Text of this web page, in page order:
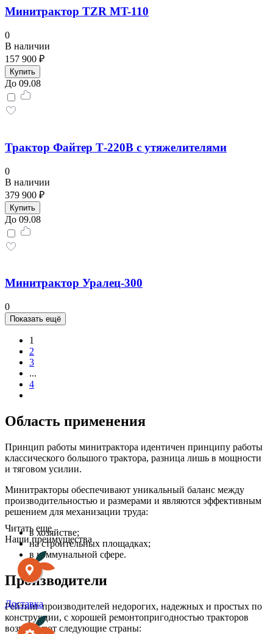
Минитрактор TZR MT-110
0
В наличии
157 900 ₽
Купить
До 09.08
Трактор Файтер Т-220В с утяжелителями
0
В наличии
379 900 ₽
Купить
До 09.08
Минитрактор Уралец-300
0
Показать ещё
1
2
3
...
4
Область применения
Принцип работы минитрактора идентичен принципу работы
классического большого трактора, разница лишь в мощности
и тяговом усилии.
Минитракторы обеспечивают уникальный баланс между
производительностью и размерами и являются эффективным
решением для механизации труда:
в хозяйстве;
на строительных площадках;
в коммунальной сфере.
Производители
Рейтинг производителей недорогих, надежных и простых по
конструкции, с хорошей ремонтопригодностью тракторов
возглавляют следующие страны:
Читать еще
Наши преимущества
Доставка